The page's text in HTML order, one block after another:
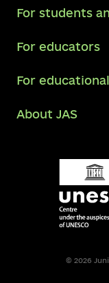
© 2026
For students
For educators
For
About JAS